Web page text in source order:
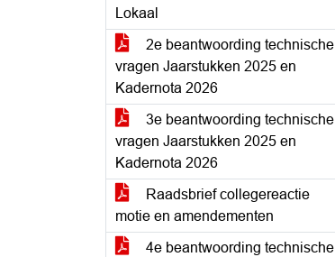
Lokaal
2e beantwoording technische
vragen Jaarstukken 2025 en
Kadernota 2026
3e beantwoording technische
vragen Jaarstukken 2025 en
Kadernota 2026
Raadsbrief collegereactie
motie en amendementen
4e beantwoording technische